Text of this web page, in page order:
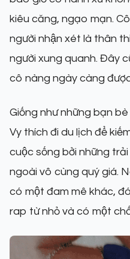
kiêu căng, ngạo mạn.
người nhận xét là thân
người xung quanh. Đây
cô nàng ngày càng
Giống như những bạn
Vy thích đi du lịch để
cuộc sống bởi những
ngoài vô cùng quý giá.
có một đam mê khác,
rap từ nhỏ và có một